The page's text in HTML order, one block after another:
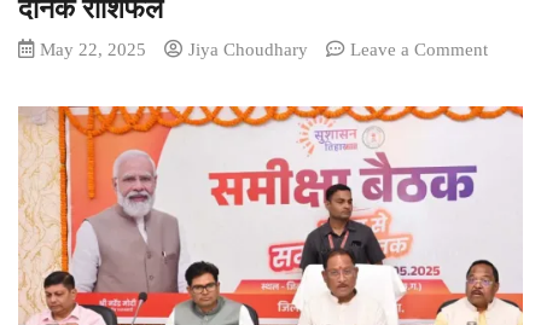
दैनिक राशिफल
May 22, 2025 Jiya Choudhary Leave a Commenton
राशियों
का
होगा